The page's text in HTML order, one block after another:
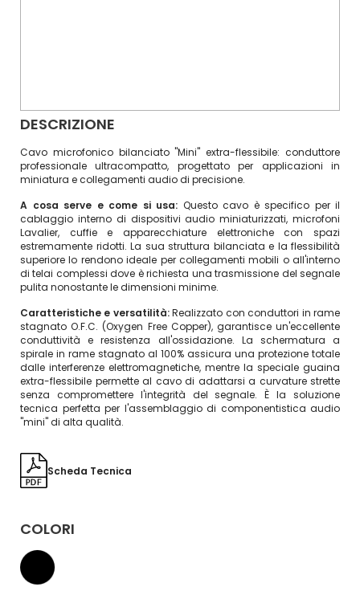
DESCRIZIONE
Cavo microfonico bilanciato "Mini" extra-flessibile: conduttore
professionale ultracompatto, progettato per applicazioni in
miniatura e collegamenti audio di precisione.
A cosa serve e come si usa: Questo cavo è specifico per il
cablaggio interno di dispositivi audio miniaturizzati, microfoni
Lavalier, cuffie e apparecchiature elettroniche con spazi
estremamente ridotti. La sua struttura bilanciata e la flessibilità
superiore lo rendono ideale per collegamenti mobili o all'interno
di telai complessi dove è richiesta una trasmissione del segnale
pulita nonostante le dimensioni minime.
Caratteristiche e versatilità:Realizzato con conduttori in rame
stagnato O.F.C. (Oxygen Free Copper), garantisce un'eccellente
conduttività e resistenza all'ossidazione. La schermatura a
spirale in rame stagnato al 100% assicura una protezione totale
dalle interferenze elettromagnetiche, mentre la speciale guaina
extra-flessibile permette al cavo di adattarsi a curvature strette
senza compromettere l'integrità del segnale. È la soluzione
tecnica perfetta per l'assemblaggio di componentistica audio
"mini" di alta qualità.
Scheda Tecnica
COLORI